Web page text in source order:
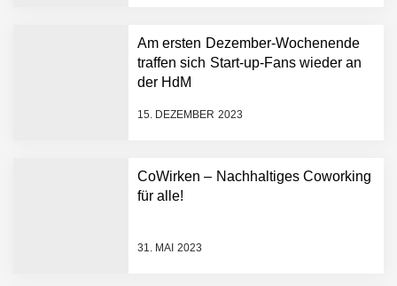
Am ersten Dezember-Wochenende
traffen sich Start-up-Fans wieder an
der HdM
15. DEZEMBER 2023
CoWirken – Nachhaltiges Coworking
für alle!
31. MAI 2023
Humanoider Roboter bringt
Hightech ins Stadion
Simulationsdienstleistung in
FiniteNow ermöglicht
Entwicklungsprozesse
Pyck im Employer Portrait